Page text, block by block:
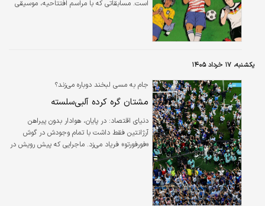
است. مسابقاتی که با مراسم افتتاحیه، موسیقی
یکشنبه، ۱۷ خرداد ۱۴۰۵
جام به مسی لبخند دوباره می‌زند؟
مشتان گره کرده آلبی‌سلسته
دنیای اقتصاد: در پایان، هوادار بدون پیراهن
آرژانتین فقط داشت با تمام وجودش در گوش
«فورفورتو» فریاد می‌زد. ماجرایی که پیش رویش در